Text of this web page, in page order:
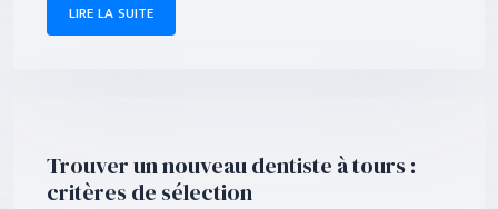
LIRE LA SUITE
Trouver un nouveau dentiste à tours :
critères de sélection